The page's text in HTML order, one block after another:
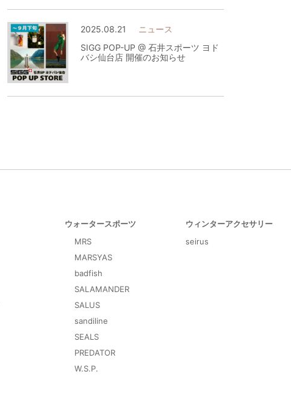
2025.08.21
ニュース
SIGG POP-UP @ 石井スポーツ ヨド
バシ仙台店 開催のお知らせ
ウォータースポーツ
MRS
MARSYAS
badfish
SALAMANDER
SALUS
sandiline
SEALS
PREDATOR
W.S.P.
ウィンターアクセサリー
seirus